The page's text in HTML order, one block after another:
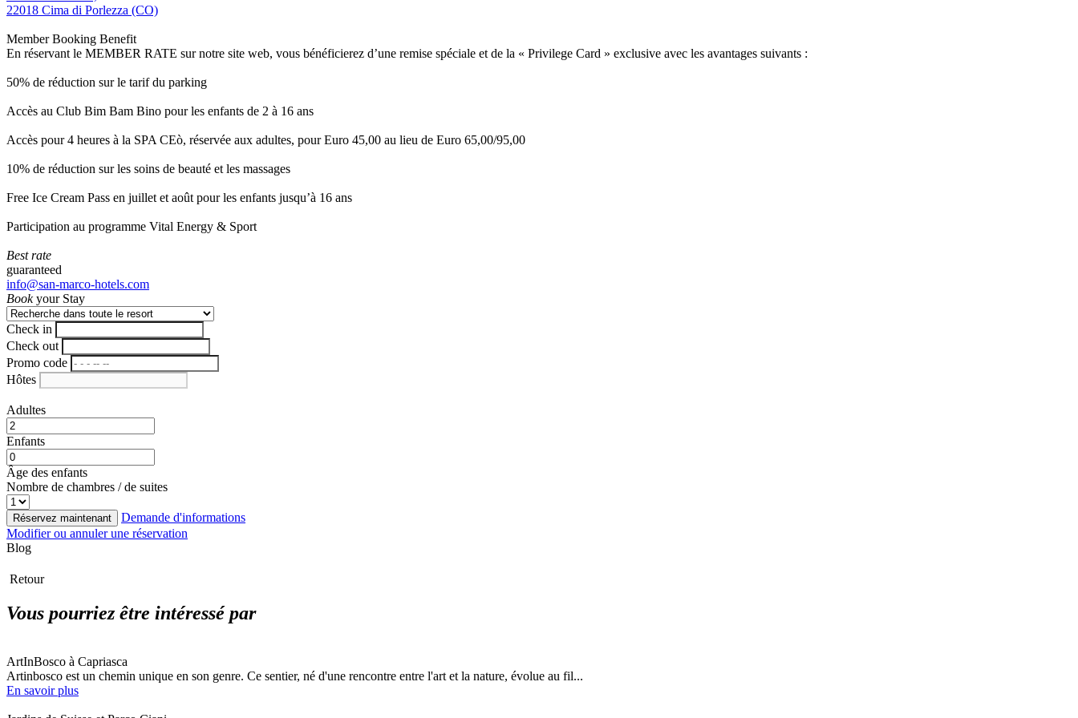
22018 Cima di Porlezza (CO)
Member Booking Benefit
En réservant le MEMBER RATE sur notre site web, vous bénéficierez d’une remise spéciale et de la « Privilege Card » exclusive avec les avantages suivants :
50% de réduction sur le tarif du parking
Accès au Club Bim Bam Bino pour les enfants de 2 à 16 ans
Accès pour 4 heures à la SPA CEò, réservée aux adultes, pour Euro 45,00 au lieu de Euro 65,00/95,00
10% de réduction sur les soins de beauté et les massages
Free Ice Cream Pass en juillet et août pour les enfants jusqu’à 16 ans
Participation au programme Vital Energy & Sport
Best rate
guaranteed
info@san-marco-hotels.com
Bookyour Stay
Check in
Check out
Promo code
Hôtes
Adultes
Enfants
Âge des enfants
Nombre de chambres / de suites
Réservez maintenant
Demande d'informations
Modifier ou annuler une réservation
Blog
Retour
Vous pourriez être intéressé par
ArtInBosco à Capriasca
Artinbosco est un chemin unique en son genre. Ce sentier, né d'une rencontre entre l'art et la nature, évolue au fil...
En savoir plus